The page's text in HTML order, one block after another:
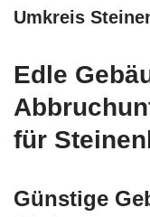
Umkreis
Edle
für
Günstige